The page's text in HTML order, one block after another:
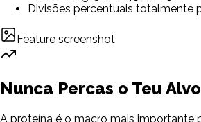
Divisões percentuais totalmente
Feature screenshot
Nunca Percas o Teu
A proteína é o macro mais importante